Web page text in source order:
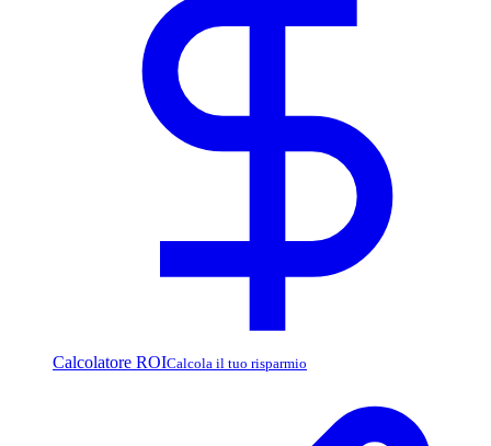
Calcolatore ROICalcola il tuo risparmio